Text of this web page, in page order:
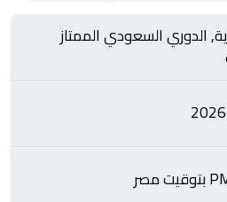
الدوري السعودي الممتاز